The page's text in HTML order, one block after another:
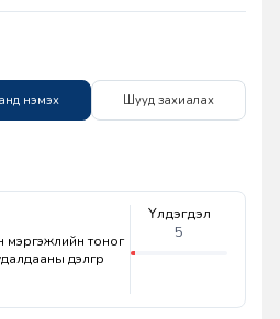
нэмэх Шууд захиалах
мэргэжлийн тоног
дэлгүүр
Үлдэгдэл
5